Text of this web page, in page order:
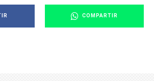
COMPARTIR